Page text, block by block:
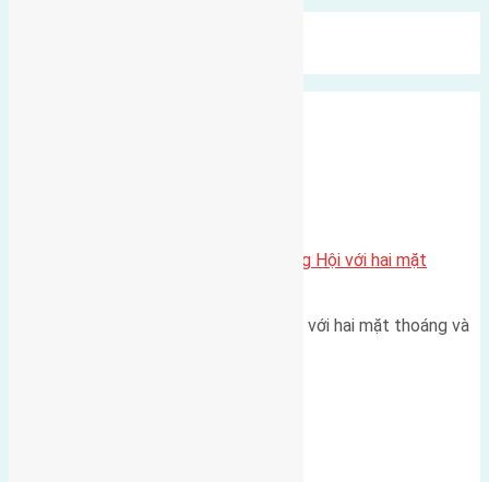
Một vị trí hiếm còn lại tại X1 Đông Hội với hai mặt
Một góc tái định cư X1 Đông Hội với hai mặt thoáng và